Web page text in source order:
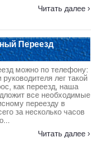
Читать далее ›
Переезд
можно по телефону:
лег такой
как переезд, наша
все необходимые
переезду в
за несколько часов
Читать далее ›